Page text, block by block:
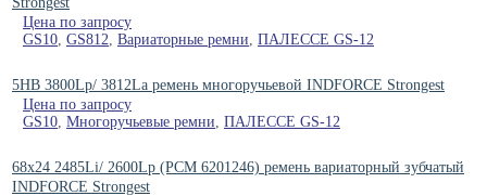
Цена по запросу
GS10 GS812 Вариаторные ремни ПАЛЕССЕ GS-12
5HB 3800Lp/ 3812La ремень многоручьевой INDFORCE Strongest
Цена по запросу
GS10 Многоручьевые ремни ПАЛЕССЕ GS-12
68x24 2485Li/ 2600Lp (PCM 6201246) ремень вариаторный зубчатый
INDFORCE Strongest